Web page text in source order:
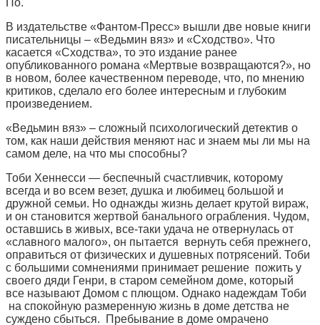
В издательстве «Фантом-Пресс» вышли две новые книги
писательницы – «Ведьмин вяз» и «Сходство». Что
касается «Сходства», то это издание ранее
опубликованного романа «Мертвые возвращаются?», но
в новом, более качественном переводе, что, по мнению
критиков, сделало его более интересным и глубоким
произведением.
«Ведьмин вяз» – сложный психологический детектив о
том, как наши действия меняют нас и знаем мы ли мы на
самом деле, на что мы способны?
Тоби Хеннесси — беспечный счастливчик, которому
всегда и во всем везет, душка и любимец большой и
дружной семьи. Но однажды жизнь делает крутой вираж,
и он становится жертвой банального ограбления. Чудом,
оставшись в живых, все-таки удача не отвернулась от
«славного малого», он пытается вернуть себя прежнего,
оправиться от физических и душевных потрясений. Тоби
с большими сомнениями принимает решение пожить у
своего дяди Генри, в старом семейном доме, который
все называют Домом с плющом. Однако надеждам Тоби
на спокойную размеренную жизнь в доме детства не
суждено сбыться. Пребывание в доме омрачено